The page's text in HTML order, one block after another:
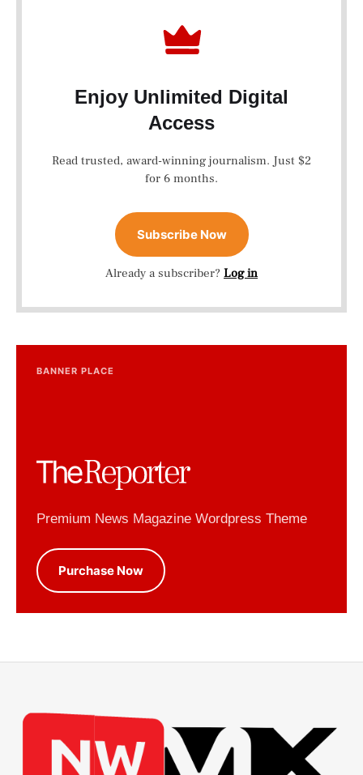
Enjoy Unlimited Digital
Access
Read trusted, award-winning journalism. Just $2
for 6 months.
Subscribe Now
Already a subscriber? Log in
BANNER PLACE
Premium News Magazine Wordpress Theme
Purchase Now